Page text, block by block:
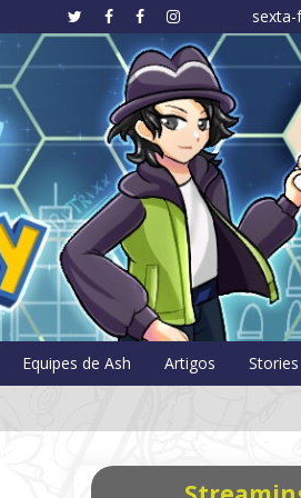
Equipes de Ash Artigos Stories